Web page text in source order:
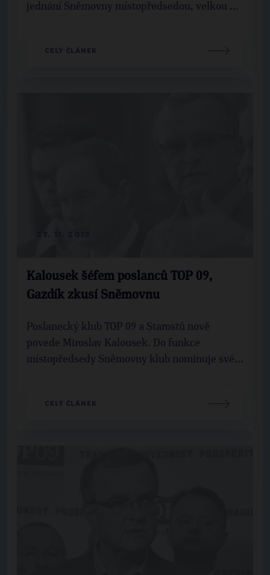
jednání Sněmovny místopředsedou, velkou ...
CELÝ ČLÁNEK
Kalousek šéfem poslanců TOP 09,
Gazdík zkusí Sněmovnu
Poslanecký klub TOP 09 a Starostů nově
povede Miroslav Kalousek. Do funkce
místopředsedy Sněmovny klub nominuje své...
CELÝ ČLÁNEK